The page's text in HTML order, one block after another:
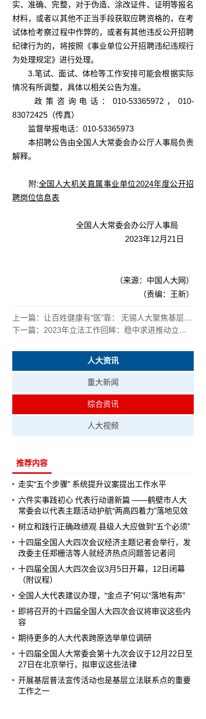
实、准确、完整，对于伪造、涂改证件、证明等报名
材料，或者以其他不正当手段获取应聘资格的，在考
试体检考察过程中作弊的，或者有其他违反公开招聘
纪律行为的，将按照《事业单位公开招聘违纪违规行
为处理规定》进行处理。
3.笔试、面试、体检等工作安排可能会根据实际
情况有所调整，具体以相关公告为准。
政策咨询电话：010-53365972，010-
83072425（传真）
监督举报电话：010-53365973
本招聘公告由全国人大常委会办公厅人事局负责
解释。
附:全国人大机关直属事业单位2024年度公开招
聘岗位信息表
全国人大常委会办公厅人事局
2023年12月21日
（来源：中国人大网）
（责编：王新）
上一篇： 让百姓健康有“医”靠： 无锡人大聚焦基层医疗广邀多方“入厅”议事
下一篇： 2023年立法工作回眸：稳中求进推动立法工作高质量发展
人大资讯
重大新闻
综合资讯
人大视频
推荐内容
走实“五个步骤” 系统提升议案提出工作水平
六件实事践初心 代表行动谱新篇 ——鹤壁市人大
常委会以代表主题活动护航“两高四着力”落地见效
树立和践行正确政绩观 县级人大应做到“五个必须”
十四届全国人大四次会议经济主题记者会举行，发
改委主任郑栅洁等人就经济热点问题答记者问
十四届全国人大四次会议3月5日开幕，12日闭幕
（附议程）
全国人大代表建议办理，“金点子”何以“落地有声”
即将召开的十四届全国人大四次会议将审议这些内
容
期待更多的人大代表跨原选举单位调研
十四届全国人大常委会第十九次会议于12月22日至
27日在北京举行，拟审议这些法律
开展基层普法宣传活动也是基层立法联系点的重要
工作之一